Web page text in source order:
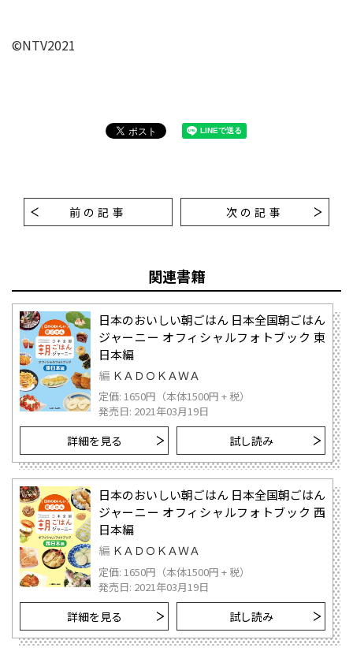
©NTV2021
前の記事 次の記事
関連書籍
日本のおいしい朝ごはん 日本全国朝ごはん
ジャーニー オフィシャルフォトブック 東
日本編
編 ＫＡＤＯＫＡＷＡ
定価: 1650円（本体1500円 + 税）
発売日: 2021年03月19日
詳細を見る 試し読み
日本のおいしい朝ごはん 日本全国朝ごはん
ジャーニー オフィシャルフォトブック 西
日本編
編 ＫＡＤＯＫＡＷＡ
定価: 1650円（本体1500円 + 税）
発売日: 2021年03月19日
詳細を見る 試し読み